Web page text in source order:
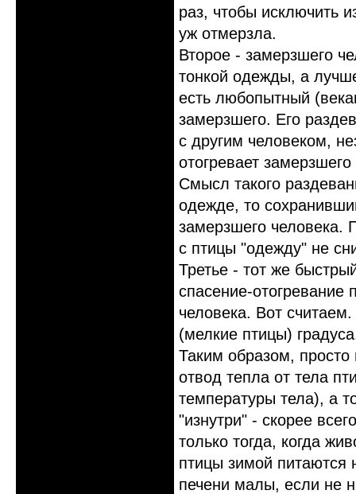
раз, чтобы исключить
уж отмерзла.
Второе - замерзшего
тонкой одежды, а
есть любопытный
замерзшего. Его
с другим человеком,
отогревает
Смысл такого
одежде, то
замерзшего
с птицы "одежду" не
Третье - тот же
спасение-
человека. Вот
(мелкие птицы)
Таким образом,
отвод тепла от тела
температуры тела), а
"изнутри" - скорее
только тогда, когда
птицы зимой питаются
печени малы, если не